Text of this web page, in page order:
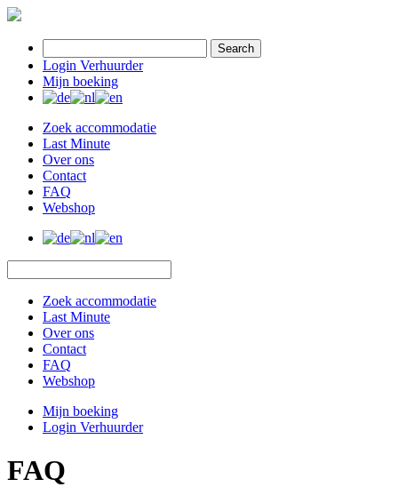
Search
Login Verhuurder
Mijn boeking
Zoek accommodatie
Last Minute
Over ons
Contact
FAQ
Webshop
Zoek accommodatie
Last Minute
Over ons
Contact
FAQ
Webshop
Mijn boeking
Login Verhuurder
FAQ